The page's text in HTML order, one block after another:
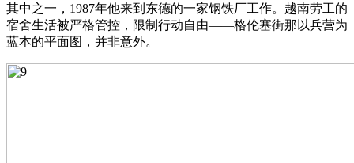
其中之一，1987年他来到东德的一家钢铁厂工作。越南劳工的
宿舍生活被严格管控，限制行动自由——格伦塞街那以兵营为
蓝本的平面图，并非意外。